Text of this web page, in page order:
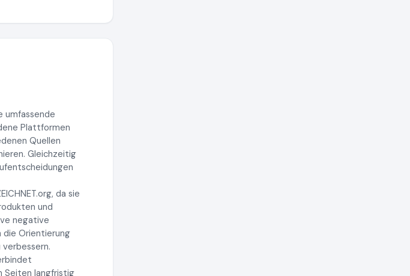
umfassende
Plattformen
Quellen
Gleichzeitig
da sie
und
negative
die Orientierung
Seiten langfristig